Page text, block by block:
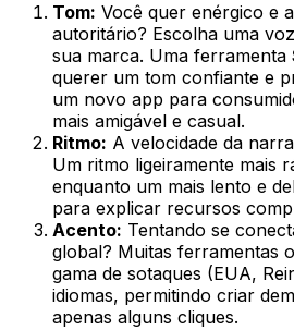
Tom: Você quer enérgico e
autoritário? Escolha uma
sua marca. Uma ferramenta
querer um tom confiante e
um novo app para
mais amigável e casual.
Ritmo: A velocidade da
Um ritmo ligeiramente mais
enquanto um mais lento e
para explicar recursos
Acento: Tentando se
global? Muitas ferramentas
gama de sotaques (EUA,
idiomas, permitindo criar
apenas alguns cliques.